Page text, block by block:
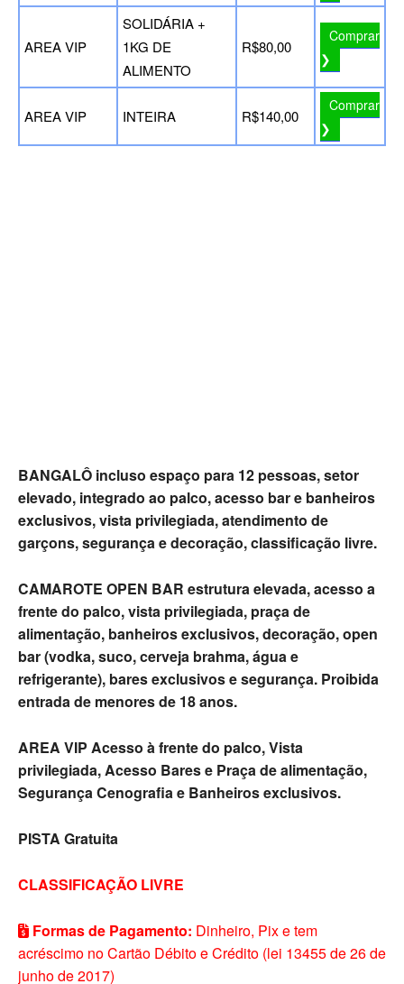
AREA VIP
SOLIDÁRIA +
1KG DE
ALIMENTO
R$80,00
Comprar
❯
AREA VIP INTEIRA R$140,00
Comprar
❯
BANGALÔ incluso espaço para 12 pessoas, setor
elevado, integrado ao palco, acesso bar e banheiros
exclusivos, vista privilegiada, atendimento de
garçons, segurança e decoração, classificação livre.
CAMAROTE OPEN BAR estrutura elevada, acesso a
frente do palco, vista privilegiada, praça de
alimentação, banheiros exclusivos, decoração, open
bar (vodka, suco, cerveja brahma, água e
refrigerante), bares exclusivos e segurança. Proibida
entrada de menores de 18 anos.
AREA VIP Acesso à frente do palco, Vista
privilegiada, Acesso Bares e Praça de alimentação,
Segurança Cenografia e Banheiros exclusivos.
PISTA Gratuita
CLASSIFICAÇÃO LIVRE
Formas de Pagamento: Dinheiro, Pix e tem
acréscimo no Cartão Débito e Crédito (lei 13455 de 26 de
junho de 2017)